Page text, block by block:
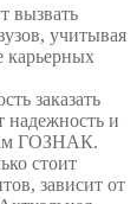
вызвать
учитывая
карьерных
заказать
надежность и
ГОЗНАК.
стоит
зависит от